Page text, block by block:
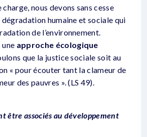
charge, nous devons sans cesse
dégradation humaine et sociale qui
de l’environnement.
approche écologique
que la justice sociale soit au
« pour écouter tant la clameur de
des pauvres ». (LS 49).
être associés au développement